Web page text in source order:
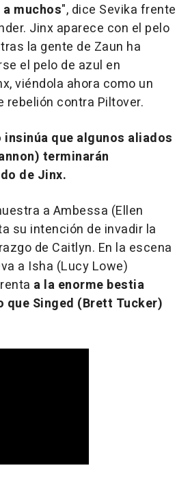
muchos", dice Sevika frente
Jinx aparece con el pelo
la gente de Zaun ha
el pelo de azul en
viéndola ahora como un
rebelión contra Piltover.
que algunos aliados
terminarán
de Jinx.
a Ambessa (Ellen
su intención de invadir la
de Caitlyn. En la escena
a Isha (Lucy Lowe)
a la enorme bestia
que Singed (Brett Tucker)